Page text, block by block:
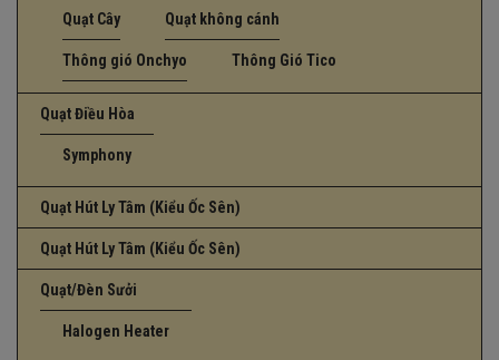
Quạt Cây Quạt không cánh
Thông gió Onchyo Thông Gió Tico
Quạt Điều Hòa
Symphony
Quạt Hút Ly Tâm (Kiểu Ốc Sên)
Quạt Hút Ly Tâm (Kiểu Ốc Sên)
Quạt/Đèn Sưởi
Halogen Heater